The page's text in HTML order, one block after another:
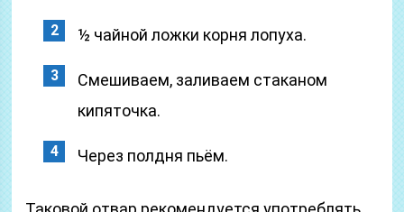
½ чайной ложки корня лопуха.
Смешиваем, заливаем стаканом
кипяточка.
Через полдня пьём.